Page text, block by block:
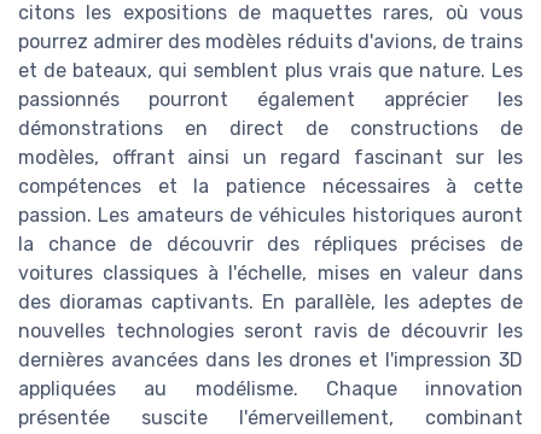
citons les expositions de maquettes rares, où vous
pourrez admirer des modèles réduits d'avions, de trains
et de bateaux, qui semblent plus vrais que nature. Les
passionnés pourront également apprécier les
démonstrations en direct de constructions de
modèles, offrant ainsi un regard fascinant sur les
compétences et la patience nécessaires à cette
passion. Les amateurs de véhicules historiques auront
la chance de découvrir des répliques précises de
voitures classiques à l'échelle, mises en valeur dans
des dioramas captivants. En parallèle, les adeptes de
nouvelles technologies seront ravis de découvrir les
dernières avancées dans les drones et l'impression 3D
appliquées au modélisme. Chaque innovation
présentée suscite l'émerveillement, combinant